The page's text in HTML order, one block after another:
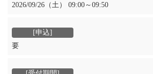
2026/09/26（土） 09:00～09:50
要